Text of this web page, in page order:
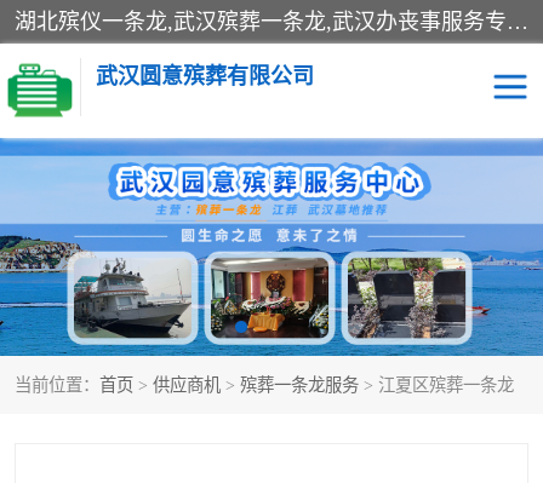
湖北殡仪一条龙,武汉殡葬一条龙,武汉办丧事服务专理红白佛事、病人临终关怀、医院或家中老人去世穿寿衣、灵车遗体接运、殡仪馆告别厅预约、办理火葬场手续、民俗丧事策划、遗体告别仪式、民俗礼仪服务、殡葬礼仪策划、陵园墓位导购、寺庙塔位择吉、往生功德策划、民俗功德策划、异地殡葬礼仪服务、异地骨灰接送返乡
武汉圆意殡葬有限公司
当前位置： 首页 > 供应商机 > 殡葬一条龙服务 > 江夏区殡葬一条龙
殡葬一条龙服务 江葬一条龙服务
武汉锦辉天堂文化园 仙鹤湖湿地公园
长乐园陵园 万福净土陵园
武汉市阳逻九龙宫陵园 石门峰人文纪念园